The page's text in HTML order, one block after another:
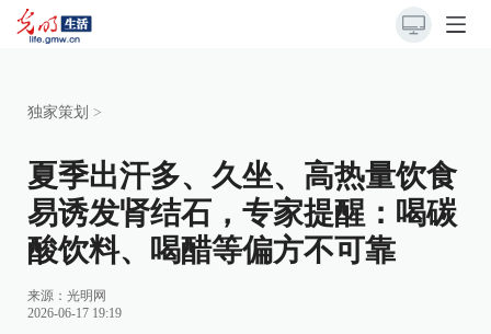
独家策划 >
夏季出汗多、久坐、高热量饮食
易诱发肾结石，专家提醒：喝碳
酸饮料、喝醋等偏方不可靠
来源： 光明网
2026-06-17 19:19